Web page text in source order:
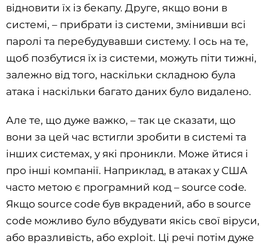
відновити їх із бекапу. Друге, якщо вони в
системі, – прибрати із системи, змінивши всі
паролі та перебудувавши систему. І ось на те,
щоб позбутися їх із системи, можуть піти тижні,
залежно від того, наскільки складною була
атака і наскільки багато даних було видалено.
Але те, що дуже важко, – так це сказати, що
вони за цей час встигли зробити в системі та
інших системах, у які проникли. Може йтися і
про інші компанії. Наприклад, в атаках у США
часто метою є програмний код – source code.
Якщо source code був вкрадений, або в source
code можливо було вбудувати якісь свої віруси,
або вразливість, або exploit. Ці речі потім дуже